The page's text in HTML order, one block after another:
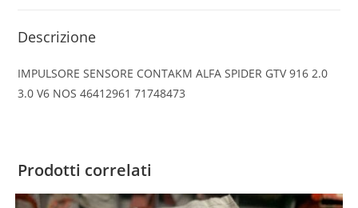
Descrizione
IMPULSORE SENSORE CONTAKM ALFA SPIDER GTV 916 2.0
3.0 V6 NOS 46412961 71748473
Prodotti correlati